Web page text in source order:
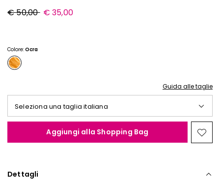
Prezzo
originale
€ 50,00 Nuovo
prezzo
€ 35,00
Colore:Ocra
Guida alle taglie
Seleziona una taglia italiana
Aggiungi alla Shopping Bag
nella
Dettagli